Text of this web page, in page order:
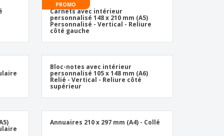
PROMO
Carnets avec intérieur
personnalisé 148 x 210 mm (A5)
Personnalisé - Vertical - Reliure
côté gauche
Bloc-notes avec intérieur
personnalisé 105 x 148 mm (A6)
Relié - Vertical - Reliure côté
supérieur
Annuaires 210 x 297 mm (A4) - Collé